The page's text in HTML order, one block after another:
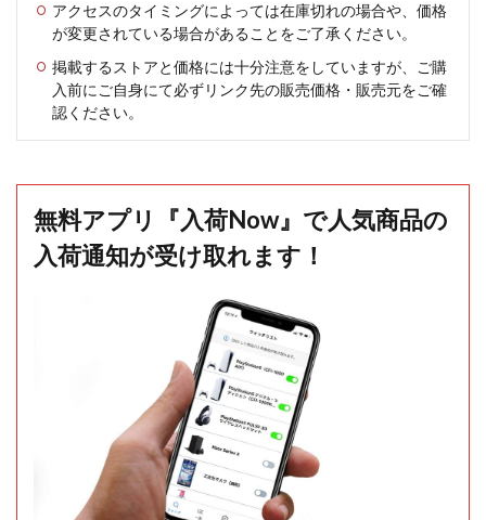
アクセスのタイミングによっては在庫切れの場合や、価格
が変更されている場合があることをご了承ください。
掲載するストアと価格には十分注意をしていますが、ご購
入前にご自身にて必ずリンク先の販売価格・販売元をご確
認ください。
無料アプリ『入荷Now』で人気商品の
入荷通知が受け取れます！